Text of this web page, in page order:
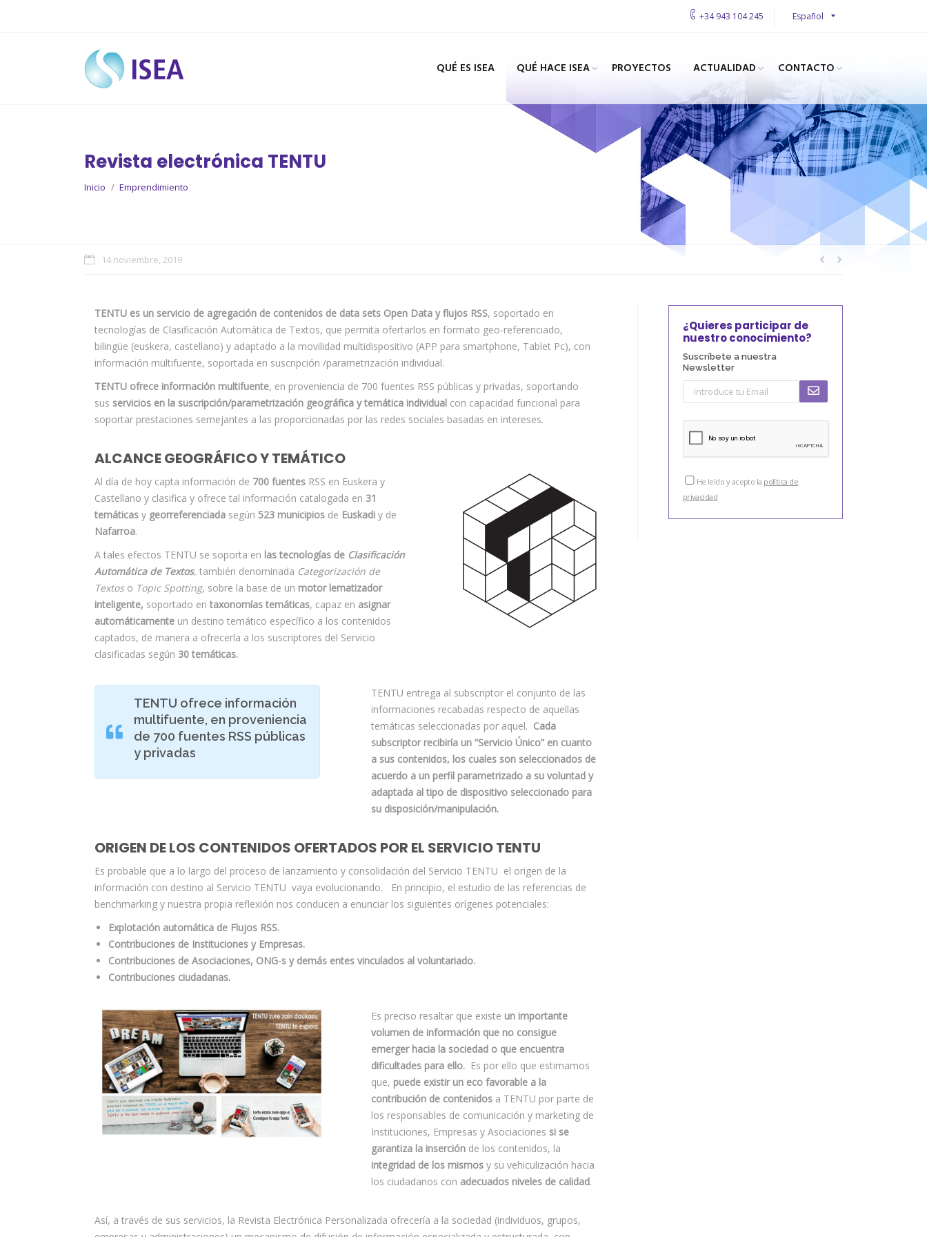
Español
+34 943 104 245
QUÉ ES ISEA QUÉ HACE ISEA PROYECTOS ACTUALIDAD CONTACTO
Revista electrónica TENTU
You are here:
Inicio Emprendimiento
14 noviembre, 2019
TENTU es un servicio de agregación de contenidos de data sets Open Data y flujos RSS, soportado en
tecnologías de Clasificación Automática de Textos, que permita ofertarlos en formato geo-referenciado,
bilingüe (euskera, castellano) y adaptado a la movilidad multidispositivo (APP para smartphone, Tablet Pc), con
información multifuente, soportada en suscripción /parametrización individual.
TENTU ofrece información multifuente, en proveniencia de 700 fuentes RSS públicas y privadas, soportando
sus servicios en la suscripción/parametrización geográfica y temática individual con capacidad funcional para
soportar prestaciones semejantes a las proporcionadas por las redes sociales basadas en intereses.
ALCANCE GEOGRÁFICO Y TEMÁTICO
Al día de hoy capta información de 700 fuentes RSS en Euskera y
Castellano y clasifica y ofrece tal información catalogada en 31
temáticas y georreferenciada según 523 municipios de Euskadi y de
Nafarroa.
A tales efectos TENTU se soporta en las tecnologías de Clasificación
Automática de Textos, también denominada Categorización de
Textoso Topic Spotting, sobre la base de un motor lematizador
inteligente, soportado entaxonomías temáticas, capaz en asignar
automáticamente un destino temático específico a los contenidos
captados, de manera a ofrecerla a los suscriptores del Servicio
clasificadas según 30 temáticas.
TENTU ofrece información
multifuente, en proveniencia
de 700 fuentes RSS públicas
y privadas
TENTU entrega al subscriptor el conjunto de las
informaciones recabadas respecto de aquellas
temáticas seleccionadas por aquel. Cada
subscriptor recibiría un “Servicio Único” en cuanto
a sus contenidos, los cuales son seleccionados de
acuerdo a un perfil parametrizado a su voluntad y
adaptada al tipo de dispositivo seleccionado para
su disposición/manipulación.
ORIGEN DE LOS CONTENIDOS OFERTADOS POR EL SERVICIO TENTU
Es probable que a lo largo del proceso de lanzamiento y consolidación del Servicio TENTU el origen de la
información con destino al Servicio TENTU vaya evolucionando. En principio, el estudio de las referencias de
benchmarking y nuestra propia reflexión nos conducen a enunciar los siguientes orígenes potenciales:
Explotación automática de Flujos RSS.
Contribuciones de Instituciones y Empresas.
Contribuciones de Asociaciones, ONG-s y demás entes vinculados al voluntariado.
Contribuciones ciudadanas.
Es preciso resaltar que existe un importante
volumen de información que no consigue
emerger hacia la sociedad o que encuentra
dificultades para ello. Es por ello que estimamos
que, puede existir un eco favorable a la
contribución de contenidosa TENTU por parte de
los responsables de comunicación y marketing de
Instituciones, Empresas y Asociaciones si se
garantiza la inserción de los contenidos, la
integridad de los mismosy su vehiculización hacia
los ciudadanos con adecuados niveles de calidad.
Así, a través de sus servicios, la Revista Electrónica Personalizada ofrecería a la sociedad (individuos, grupos,
¿Quieres participar de
nuestro conocimiento?
Suscríbete a nuestra
Newsletter
He leído y acepto la política de
privacidad